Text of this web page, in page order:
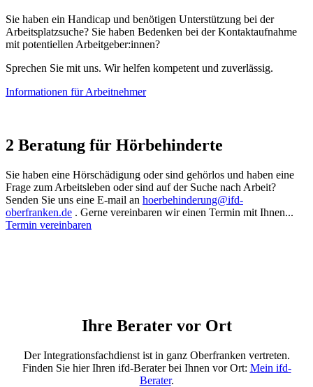
Sie haben ein Handicap und benötigen Unterstützung bei der
Arbeitsplatzsuche? Sie haben Bedenken bei der Kontaktaufnahme
mit potentiellen Arbeitgeber:innen?
Sprechen Sie mit uns. Wir helfen kompetent und zuverlässig.
Informationen für Arbeitnehmer
2 Beratung für Hörbehinderte
Sie haben eine Hörschädigung oder sind gehörlos und haben eine
Frage zum Arbeitsleben oder sind auf der Suche nach Arbeit?
Senden Sie uns eine E-mail an hoerbehinderung@ifd-
oberfranken.de . Gerne vereinbaren wir einen Termin mit Ihnen...
Termin vereinbaren
Ihre Berater vor Ort
Der Integrationsfachdienst ist in ganz Oberfranken vertreten.
Finden Sie hier Ihren ifd-Berater bei Ihnen vor Ort: Mein ifd-
Berater.